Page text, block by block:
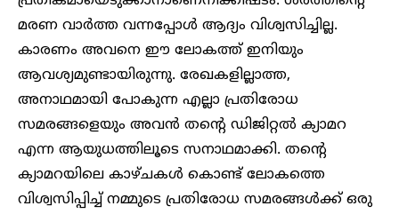
മരണ വാർത്ത വന്നപ്പോൾ ആദ്യം വിശ്വസിച്ചില്ല.
കാരണം അവനെ ഈ ലോകത്ത് ഇനിയും
ആവശ്യമുണ്ടായിരുന്നു. രേഖകളില്ലാത്ത,
അനാഥമായി പോകുന്ന എല്ലാ പ്രതിരോധ
സമരങ്ങളെയും അവൻ തന്റെ ഡിജിറ്റൽ ക്യാമറ
എന്ന ആയുധത്തിലൂടെ സനാഥമാക്കി. തന്റെ
ക്യാമറയിലെ കാഴ്ചകൾ കൊണ്ട് ലോകത്തെ
വിശ്വസിപ്പിച്ച് നമ്മുടെ പ്രതിരോധ സമരങ്ങൾക്ക് ഒരു